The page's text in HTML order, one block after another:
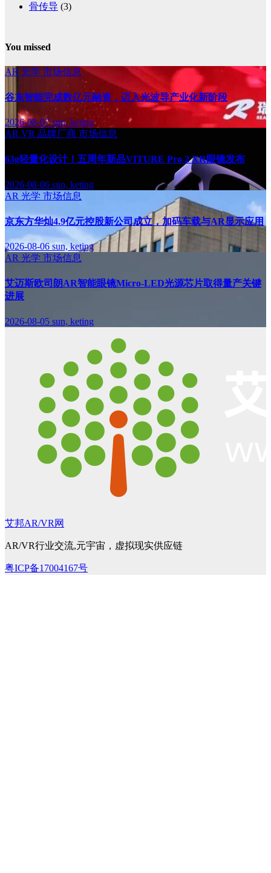
骨传导 (3)
You missed
AR 光学 市场信息
谷东智能完成数亿元融资，迈入光波导产业化新阶段
2026-08-07sun, keting
AR VR 品牌厂商 市场信息
63g轻量化设计！五周年新品VITURE Pro 2 XR眼镜发布
2026-08-06 sun, keting
AR 光学 市场信息
京东方华灿4.9亿元控股新公司成立，加码车载与AR显示应用
2026-08-06sun, keting
AR 光学 市场信息
艾迈斯欧司朗AR智能眼镜Micro-LED光源芯片取得量产关键
进展
2026-08-05 sun, keting
艾邦AR/VR网
AR/VR行业交流,元宇宙，虚拟现实供应链
粤ICP备17004167号